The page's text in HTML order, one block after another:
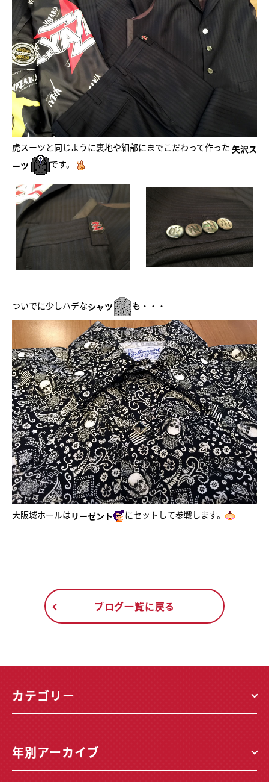
虎スーツと同じように裏地や細部にまでこだわって作った 矢沢ス
ーツ
です。
ついでに少しハデなシャツ も・・・
大阪城ホールはリーゼント にセットして参戦します。
ブログ一覧に戻る
カテゴリー
年別アーカイブ